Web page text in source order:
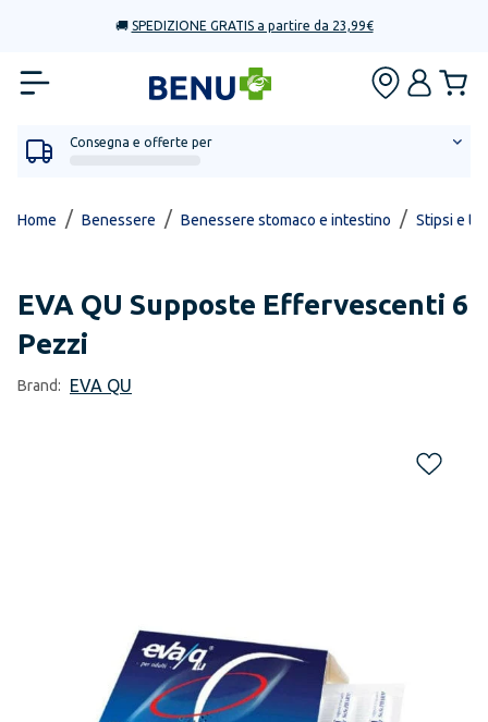
🚚 SPEDIZIONE GRATIS a partire da 23,99€
Consegna e offerte per
Home / Benessere / Benessere stomaco e intestino / Stipsi e
EVA QU Supposte Effervescenti 6
Pezzi
Brand: EVA QU